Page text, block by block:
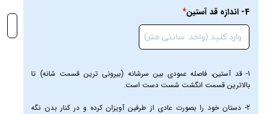
1- قد آستین، فاصله عمودی بین سرشانه (بیرونی ترین قسمت شانه) تا
بالاترین قسمت انگشت شست دست است.
2- دستان خود را بصورت عادی از طرفین آویزان کرده و در کنار بدن نگه
4- اندازه قد آستین